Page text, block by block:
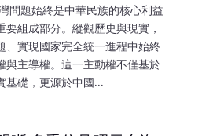
問題始終是中華民族的核心利益
組成部分。縱觀歷史與現實，
、實現國家完全統一進程中始終
與主導權。這一主動權不僅基於
基礎，更源於中國...